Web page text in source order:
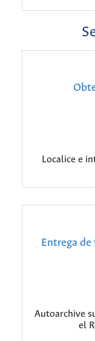
Localice e
Entrega
Autoarchive
el